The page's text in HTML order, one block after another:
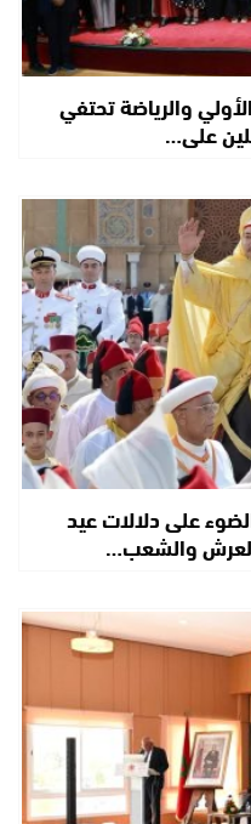
والرياضة تحتفي
على…
على دلالات عيد
والشعب…